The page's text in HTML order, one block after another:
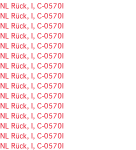
NL Rück, I, C-0570l
NL Rück, I, C-0570l
NL Rück, I, C-0570l
NL Rück, I, C-0570l
NL Rück, I, C-0570l
NL Rück, I, C-0570l
NL Rück, I, C-0570l
NL Rück, I, C-0570l
NL Rück, I, C-0570l
NL Rück, I, C-0570l
NL Rück, I, C-0570l
NL Rück, I, C-0570l
NL Rück, I, C-0570l
NL Rück, I, C-0570l
NL Rück, I, C-0570l